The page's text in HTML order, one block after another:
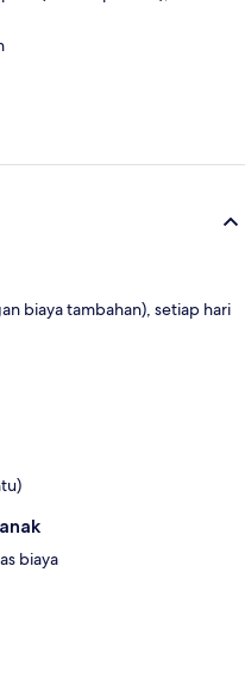
biaya tambahan), setiap hari
biaya